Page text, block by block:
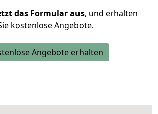
das Formular aus, und erhalten
kostenlose Angebote.
Angebote erhalten